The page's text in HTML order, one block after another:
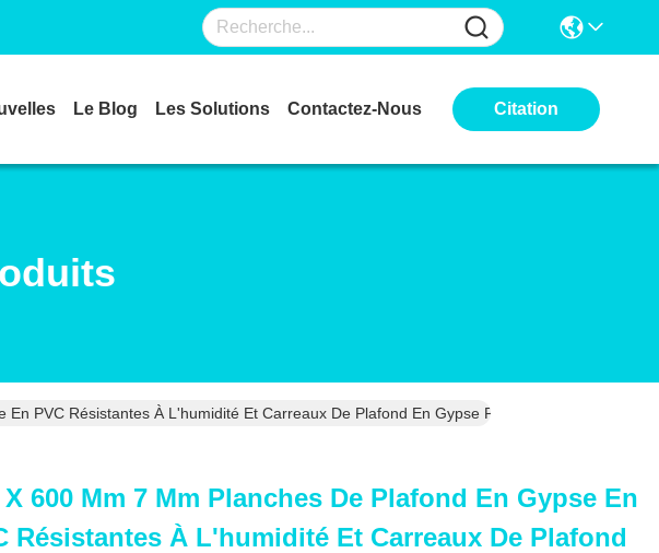
Le Blog Les Solutions Contactez-Nous Citation
PVC Résistantes À L'humidité Et Carreaux De Plafond En Gypse Pour Applications
X 600 Mm 7 Mm Planches De Plafond En Gypse En
Résistantes À L'humidité Et Carreaux De Plafond